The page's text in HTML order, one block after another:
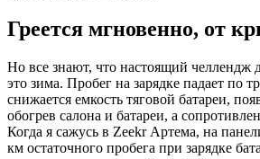
Греется мгновенно, от
Но все знают, что настоящий челлендж
это зима. Пробег на зарядке падает по
снижается емкость тяговой батареи,
обогрев салона и батареи, а
Когда я сажусь в Zeekr Артема, на
км остаточного пробега при зарядке